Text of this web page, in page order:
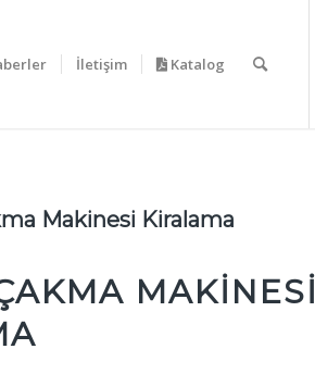
İletişim Katalog
Makinesi Kiralama
MAKINESI